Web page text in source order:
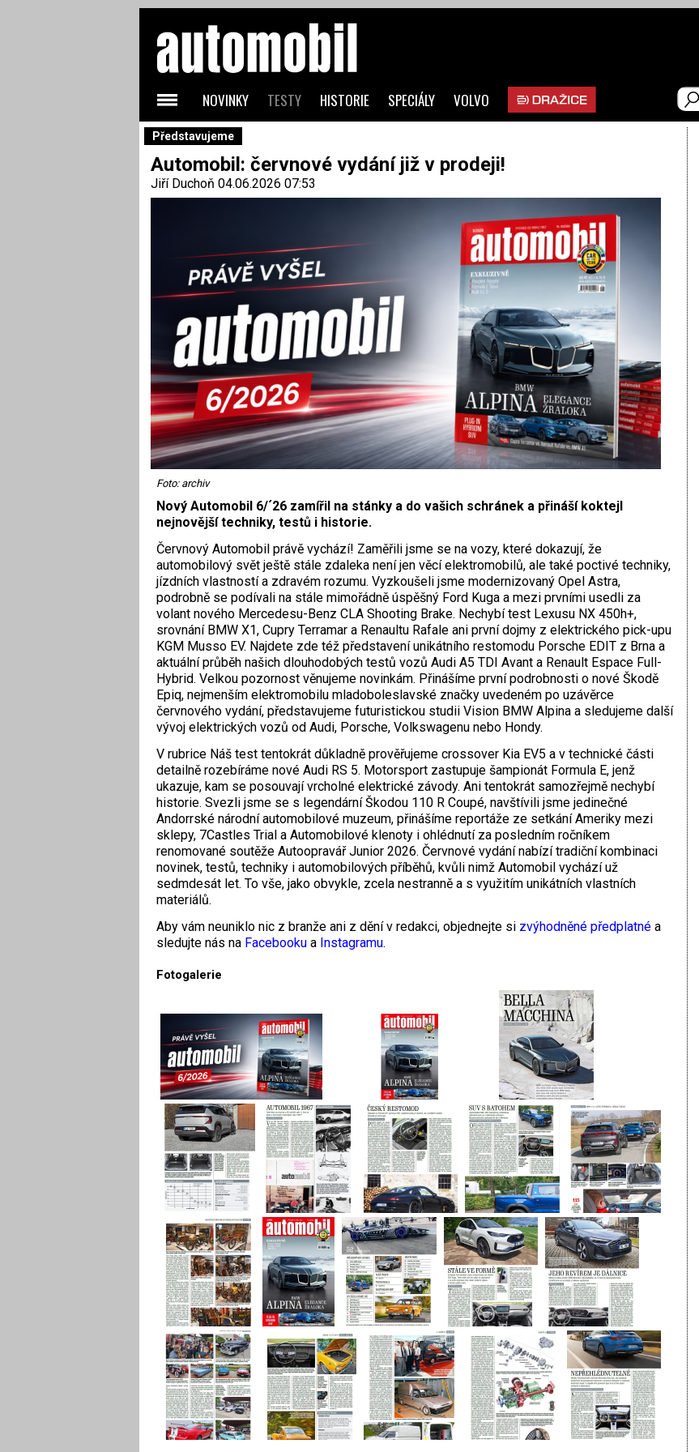
Představujeme
Automobil: červnové vydání již v prodeji!
Jiří Duchoň 04.06.2026 07:53
Foto: archiv
Nový Automobil 6/´26 zamířil na stánky a do vašich schránek a přináší koktejl
nejnovější techniky, testů i historie.
Červnový Automobil právě vychází! Zaměřili jsme se na vozy, které dokazují, že
automobilový svět ještě stále zdaleka není jen věcí elektromobilů, ale také poctivé techniky,
jízdních vlastností a zdravém rozumu. Vyzkoušeli jsme modernizovaný Opel Astra,
podrobně se podívali na stále mimořádně úspěšný Ford Kuga a mezi prvními usedli za
volant nového Mercedesu-Benz CLA Shooting Brake. Nechybí test Lexusu NX 450h+,
srovnání BMW X1, Cupry Terramar a Renaultu Rafale ani první dojmy z elektrického pick-upu
KGM Musso EV. Najdete zde též představení unikátního restomodu Porsche EDIT z Brna a
aktuální průběh našich dlouhodobých testů vozů Audi A5 TDI Avant a Renault Espace Full-
Hybrid. Velkou pozornost věnujeme novinkám. Přinášíme první podrobnosti o nové Škodě
Epiq, nejmenším elektromobilu mladoboleslavské značky uvedeném po uzávěrce
červnového vydání, představujeme futuristickou studii Vision BMW Alpina a sledujeme další
vývoj elektrických vozů od Audi, Porsche, Volkswagenu nebo Hondy.
V rubrice Náš test tentokrát důkladně prověřujeme crossover Kia EV5 a v technické části
detailně rozebíráme nové Audi RS 5. Motorsport zastupuje šampionát Formula E, jenž
ukazuje, kam se posouvají vrcholné elektrické závody. Ani tentokrát samozřejmě nechybí
historie. Svezli jsme se s legendární Škodou 110 R Coupé, navštívili jsme jedinečné
Andorrské národní automobilové muzeum, přinášíme reportáže ze setkání Ameriky mezi
sklepy, 7Castles Trial a Automobilové klenoty i ohlédnutí za posledním ročníkem
renomované soutěže Autoopravář Junior 2026. Červnové vydání nabízí tradiční kombinaci
novinek, testů, techniky i automobilových příběhů, kvůli nimž Automobil vychází už
sedmdesát let. To vše, jako obvykle, zcela nestranně a s využitím unikátních vlastních
materiálů.
Aby vám neuniklo nic z branže ani z dění v redakci, objednejte si zvýhodněné předplatnéa
sledujte nás na Facebookua Instagramu.
Fotogalerie
NOVINKY TESTY HISTORIE SPECIÁLY VOLVO